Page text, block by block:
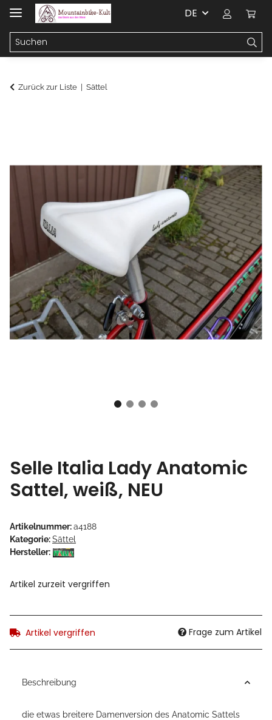
DE
Zurück zur Liste Sättel
Selle Italia Lady Anatomic
Sattel, weiß, NEU
Artikelnummer:a4188
Kategorie:Sättel
Hersteller:
Artikel zurzeit vergriffen
Artikel vergriffen Frage zum Artikel
Beschreibung
die etwas breitere Damenversion des Anatomic Sattels